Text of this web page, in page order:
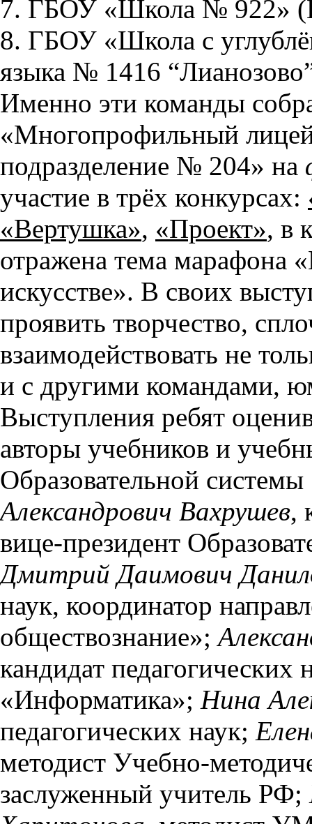
7. ГБОУ «Школа № 922»
8. ГБОУ «Школа с
языка № 1416
Именно эти команды
«Многопрофильный
подразделение № 204» на
участие в трёх конкурсах:
«Вертушка», «Проект», в
отражена тема марафона
искусстве». В своих
проявить творчество,
взаимодействовать не
и с другими командами,
Выступления ребят
авторы учебников и
Образовательной
Александрович Вахрушев,
вице-президент
Дмитрий Даимович
наук, координатор
обществознание»;
кандидат педагогических
«Информатика»; Нина
педагогических наук;
методист Учебно-
заслуженный учитель РФ;